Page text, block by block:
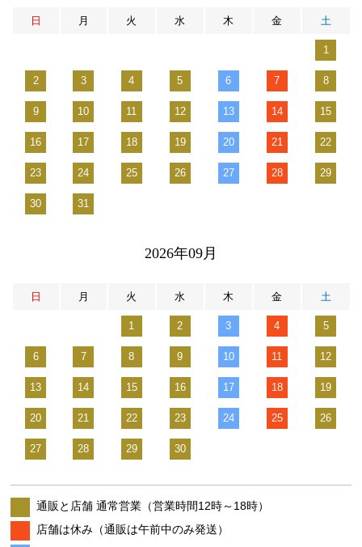
日 月 火 水 木 金 土
1
2 3 4 5 6 7 8
9 10 11 12 13 14 15
16 17 18 19 20 21 22
23 24 25 26 27 28 29
30 31
2026年09月
日 月 火 水 木 金 土
1 2 3 4 5
6 7 8 9 10 11 12
13 14 15 16 17 18 19
20 21 22 23 24 25 26
27 28 29 30
通販と店舗 通常営業（営業時間12時～18時）
店舗は休み（通販は午前中のみ発送）